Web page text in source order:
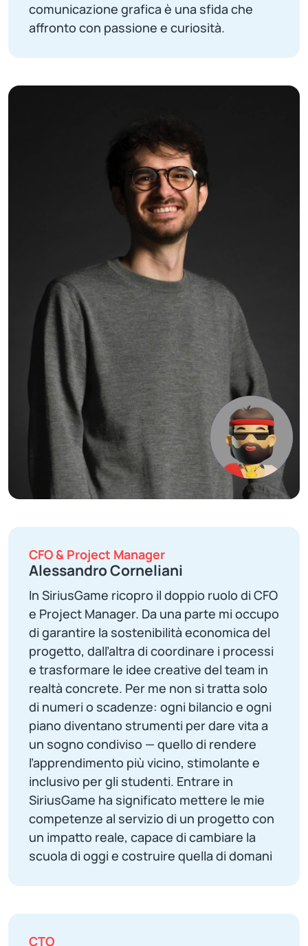
comunicazione grafica è una sfida che
affronto con passione e curiosità.
CFO & Project Manager
Alessandro Corneliani
In SiriusGame ricopro il doppio ruolo di CFO
e Project Manager. Da una parte mi occupo
di garantire la sostenibilità economica del
progetto, dall’altra di coordinare i processi
e trasformare le idee creative del team in
realtà concrete. Per me non si tratta solo
di numeri o scadenze: ogni bilancio e ogni
piano diventano strumenti per dare vita a
un sogno condiviso — quello di rendere
l’apprendimento più vicino, stimolante e
inclusivo per gli studenti. Entrare in
SiriusGame ha significato mettere le mie
competenze al servizio di un progetto con
un impatto reale, capace di cambiare la
scuola di oggi e costruire quella di domani
CTO